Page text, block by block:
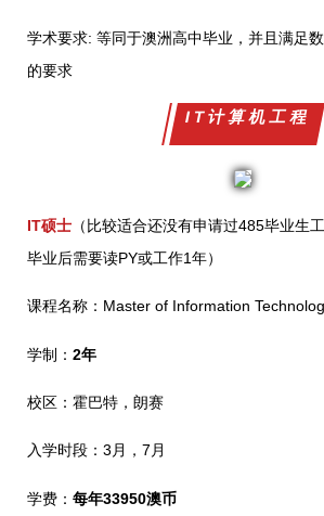
学术要求: 等同于澳洲高中毕业，并且满足
的要求
IT计算机工程
IT硕士 （比较适合还没有申请过485毕业生
毕业后需要读PY或工作1年）
课程名称：Master of Information
学制： 2年
校区：霍巴特，朗赛
入学时段：3月，7月
学费： 每年33950澳币